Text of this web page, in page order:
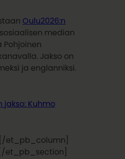
Oulu2026:n
median
Pohjoinen
Jakso on
ja englanniksi.
jakso: Kuhmo
et_pb_column]
et_pb_section]